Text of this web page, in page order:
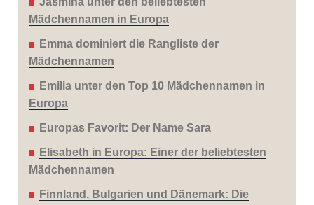
Mädchennamen in Europa
Emma dominiert die Rangliste der
Mädchennamen
Emilia unter den Top 10 Mädchennamen in
Europa
Europas Favorit: Der Name Sara
Elisabeth in Europa: Einer der beliebtesten
Mädchennamen
Finnland, Bulgarien und Dänemark: Die